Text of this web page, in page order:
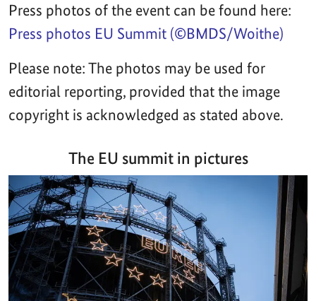
Press photos of the event can be found here:
Press photos EU Summit (©BMDS/Woithe)
Please note: The photos may be used for
editorial reporting, provided that the image
copyright is acknowledged as stated above.
The EU summit in pictures